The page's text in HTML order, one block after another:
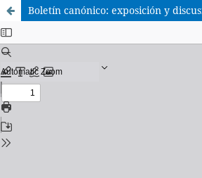
Boletín canónico: exposición y